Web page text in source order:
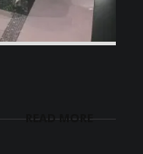
READ MORE